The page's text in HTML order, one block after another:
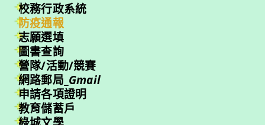
校務行政系統
防疫通報
志願選填
圖書查詢
營隊/活動/競賽
網路郵局_ Gmail
申請各項證明
教育儲蓄戶